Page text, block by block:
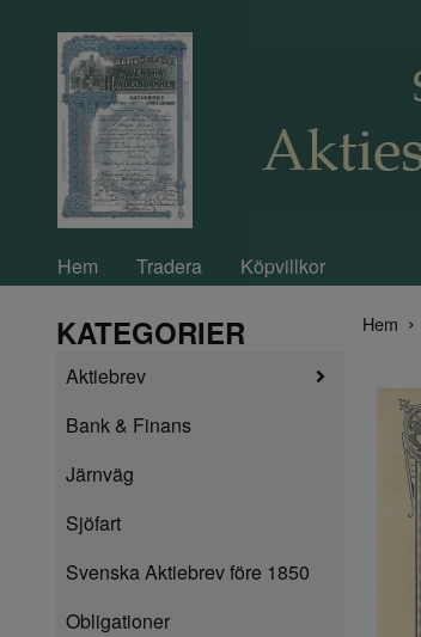
Hem Tradera Köpvillkor
KATEGORIER
Aktiebrev
Bank & Finans
Järnväg
Sjöfart
Svenska Aktiebrev före 1850
Obligationer
Hem